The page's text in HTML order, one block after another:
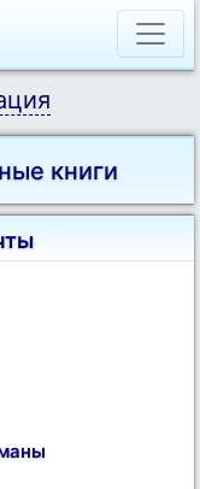
книги